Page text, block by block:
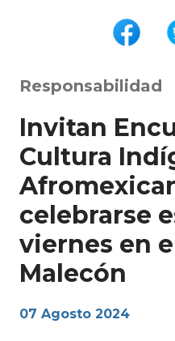
Responsabilidad
Invitan
Cultura
celebrarse
viernes en
Malecón
07 Agosto 2024